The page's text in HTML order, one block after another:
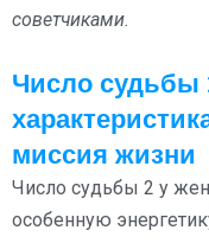
советчиками.
Число судьбы
миссия жизни
Число судьбы 2 у
особенную